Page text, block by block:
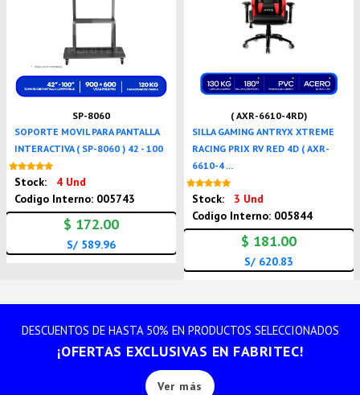
SP-8060
SOPORTE MOVIL PARA PANTALLA
INTERACTIVA ( SP-8060 ) 42 - 100
Stock:
4 Und
Codigo Interno: 005743
$ 172.00
S/ 589.96
( AXR-6610-4RD)
SILLA GAMING ANTRYX XTREME
RACING PRIX RV RED 4D ( AXR-
6610-4 ...
Stock:
3 Und
Codigo Interno: 005844
$ 181.00
S/ 620.83
DESCUENTOS DE HASTA 50% EN PRODUCTOS SELECCIONADOS
¡OFERTAS EXCLUSIVAS EN FABRITEC!
Ver más